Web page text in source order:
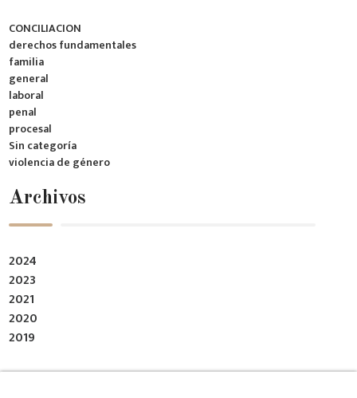
CONCILIACION
derechos fundamentales
familia
general
laboral
penal
procesal
Sin categoría
violencia de género
Archivos
2024
2023
2021
2020
2019